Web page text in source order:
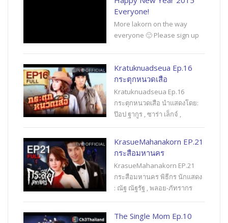
Everyone!
More lakorn on the way
everyone 🙂 Please sign up
Kratuknuadseua Ep.16
กระตุกหนวดเสือ
Kratuknuadseua Ep.16
กระตุกหนวดเสือ นำแสดงโดย:
ป๊อป ฐากูร , ซาร่า เล็กจ์ ,
KrasueMahanakorn EP.21
กระสือมหานคร
KrasueMahanakorn EP.21
กระสือมหานคร พิธีกร นักแสดง
: ณัฐ ณัฐรัฐ , พลอย-ภัทรากร
The Single Mom Ep.10